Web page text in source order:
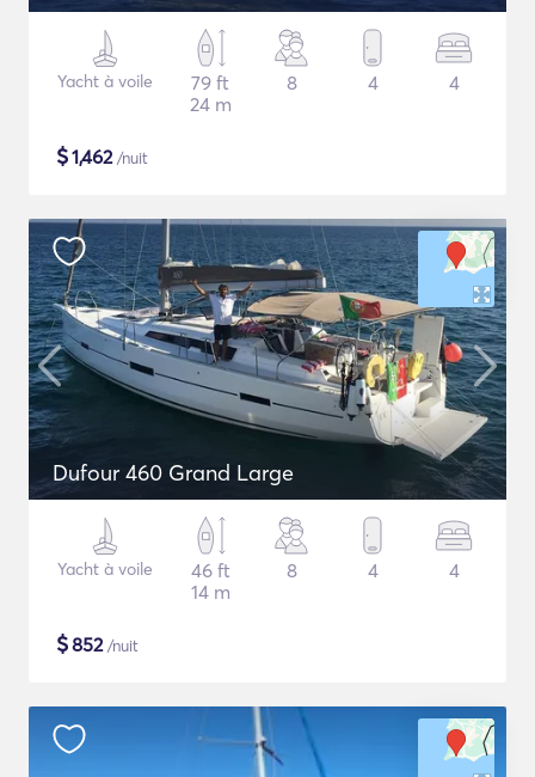
Yacht à voile
79 ft
24 m
8 4 4
$1,462/nuit
Dufour 460 Grand Large
Yacht à voile
46 ft
14 m
8 4 4
$852/nuit